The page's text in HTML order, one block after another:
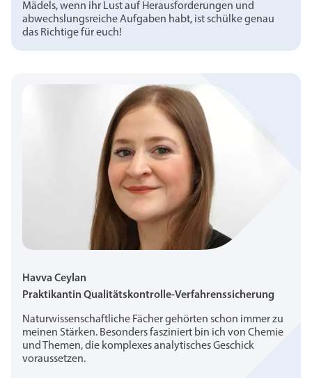
Mädels, wenn ihr Lust auf Herausforderungen und
abwechslungsreiche Aufgaben habt, ist schülke genau
das Richtige für euch!
Havva Ceylan
Praktikantin Qualitätskontrolle-Verfahrenssicherung
Naturwissenschaftliche Fächer gehörten schon immer zu
meinen Stärken. Besonders fasziniert bin ich von Chemie
und Themen, die komplexes analytisches Geschick
voraussetzen.